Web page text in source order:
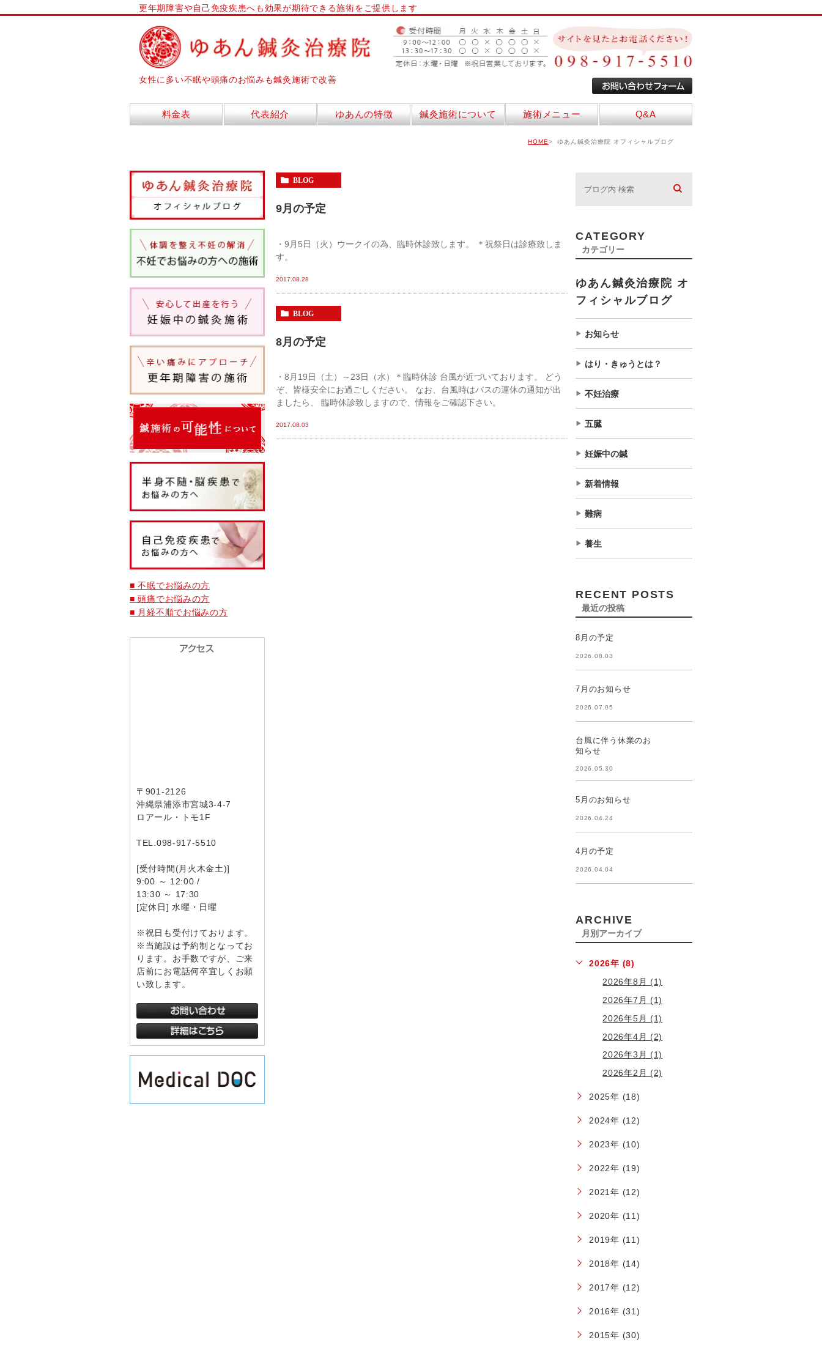
更年期障害や自己免疫疾患へも効果が期待できる施術をご提供します
女性に多い不眠や頭痛のお悩みも鍼灸施術で改善
料金表 代表紹介 ゆあんの特徴 鍼灸施術について 施術メニュー Q&A
HOME ゆあん鍼灸治療院 オフィシャルブログ
■ 不眠でお悩みの方
■ 頭痛でお悩みの方
■ 月経不順でお悩みの方
〒901-2126
沖縄県浦添市宮城3-4-7
ロアール・トモ1F
TEL.098-917-5510
[受付時間(月火木金土)]
9:00 ～ 12:00 /
13:30 ～ 17:30
[定休日] 水曜・日曜
※祝日も受付けております。
※当施設は予約制となってお
ります。お手数ですが、ご来
店前にお電話何卒宜しくお願
い致します。
BLOG
9月の予定
・9月5日（火）ウークイの為、臨時休診致します。 ＊祝祭日は診療致しま
す。
2017.08.28
BLOG
8月の予定
・8月19日（土）～23日（水）＊臨時休診 台風が近づいております。 どう
ぞ、皆様安全にお過ごしください。 なお、台風時はバスの運休の通知が出
ましたら、 臨時休診致しますので、情報をご確認下さい。
2017.08.03
CATEGORY
カテゴリー
ゆあん鍼灸治療院 オ
フィシャルブログ
お知らせ
はり・きゅうとは？
不妊治療
五臓
妊娠中の鍼
新着情報
難病
養生
RECENT POSTS
最近の投稿
8月の予定
2026.08.03
7月のお知らせ
2026.07.05
台風に伴う休業のお
知らせ
2026.05.30
5月のお知らせ
2026.04.24
4月の予定
2026.04.04
ARCHIVE
月別アーカイブ
2026年 (8)
2026年8月 (1)
2026年7月 (1)
2026年5月 (1)
2026年4月 (2)
2026年3月 (1)
2026年2月 (2)
2025年 (18)
2024年 (12)
2023年 (10)
2022年 (19)
2021年 (12)
2020年 (11)
2019年 (11)
2018年 (14)
2017年 (12)
2016年 (31)
2015年 (30)